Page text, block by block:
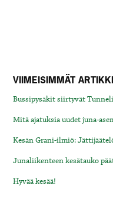
VIIMEISIMMÄT
Bussipysäkit siirtyvät
Mitä ajatuksia uudet juna-
Kesän Grani-ilmiö:
Junaliikenteen kesätauko
Hyvää kesää!